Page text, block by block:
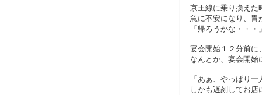
京王線に乗り換えた
急に不安になり、胃
「帰ろうかな・・
宴会開始１２分前に
なんとか、宴会開始
「あぁ、やっぱり一
しかも遅刻してお店